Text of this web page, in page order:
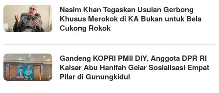
Nasim Khan Tegaskan Usulan Gerbong
Khusus Merokok di KA Bukan untuk Bela
Cukong Rokok
Gandeng KOPRI PMII DIY, Anggota DPR RI
Kaisar Abu Hanifah Gelar Sosialisasi Empat
Pilar di Gunungkidul